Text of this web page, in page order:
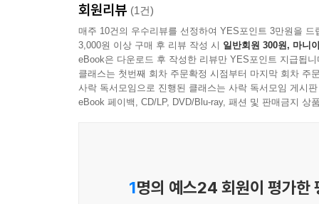
4. 계산의 정확성과 문제 풀이 속도를 함께 기를 수
〈계산의 신〉은 예시와 함께 해당 연산의 핵심 포
수 있도록 도와줍니다. ‘스스로 학습 관리표’는 문
될 것입니다. 〈계산의 신〉과 함께 정확성과 속도
5. 최신 교육 과정을 100% 반영한 교재입니다.
회원리뷰 (1건)
매주 10건의 우수리뷰를 선정하여 YES포인트 3만원을 드
3,000원 이상 구매 후 리뷰 작성 시 일반회원 300원, 마니
eBook은 다운로드 후 작성한 리뷰만 YES포인트 지급됩니
클래스는 첫번째 회차 주문확정 시점부터 마지막 회차 주
사락 독서모임으로 진행된 클래스는 사락 독서모임 게시
eBook 페이백, CD/LP, DVD/Blu-ray, 패션 및 판매금지 상
1명의 예스24 회원이 평가한